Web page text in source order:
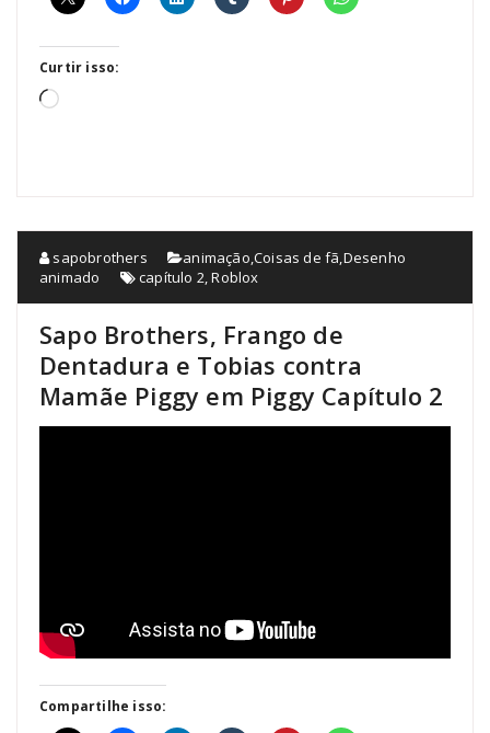
Curtir isso:
Carregando...
sapobrothers animação,Coisas de fã,Desenho
animado
capítulo 2,Roblox
Sapo Brothers, Frango de
Dentadura e Tobias contra
Mamãe Piggy em Piggy Capítulo 2
Compartilhe isso: